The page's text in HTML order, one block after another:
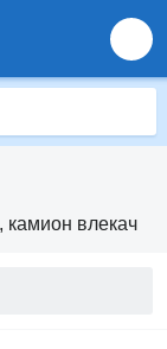
камион влекач